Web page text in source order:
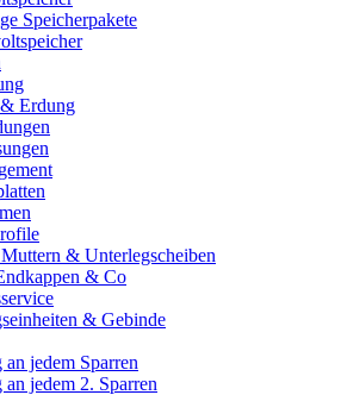
Speicherpakete
Erdung
& Unterlegscheiben
& Co
& Gebinde
jedem Sparren
jedem 2. Sparren